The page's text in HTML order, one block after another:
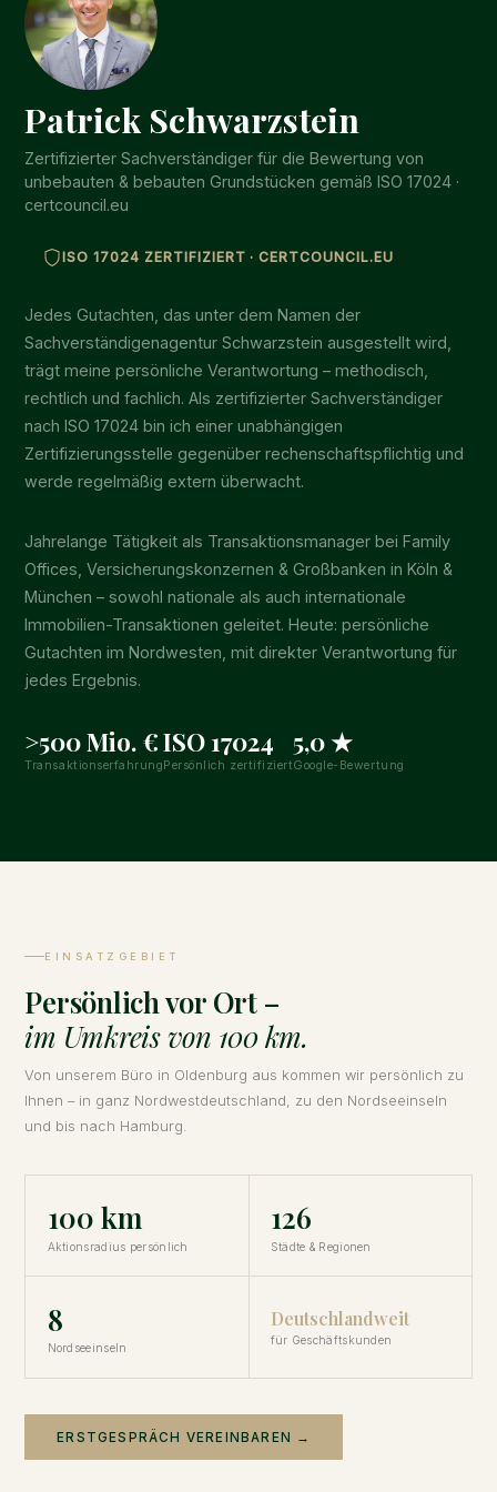
Patrick Schwarzstein
Zertifizierter Sachverständiger für die Bewertung von
unbebauten & bebauten Grundstücken gemäß ISO 17024 ·
certcouncil.eu
ISO 17024 ZERTIFIZIERT · CERTCOUNCIL.EU
Jedes Gutachten, das unter dem Namen der
Sachverständigenagentur Schwarzstein ausgestellt wird,
trägt meine persönliche Verantwortung – methodisch,
rechtlich und fachlich. Als zertifizierter Sachverständiger
nach ISO 17024 bin ich einer unabhängigen
Zertifizierungsstelle gegenüber rechenschaftspflichtig und
werde regelmäßig extern überwacht.
Jahrelange Tätigkeit als Transaktionsmanager bei Family
Offices, Versicherungskonzernen & Großbanken in Köln &
München – sowohl nationale als auch internationale
Immobilien-Transaktionen geleitet. Heute: persönliche
Gutachten im Nordwesten, mit direkter Verantwortung für
jedes Ergebnis.
>500 Mio. €
Transaktionserfahrung
ISO 17024
Persönlich zertifiziert
5,0 ★
Google-Bewertung
EINSATZGEBIET
Persönlich vor Ort –
im Umkreis von 100 km.
Von unserem Büro in Oldenburg aus kommen wir persönlich zu
Ihnen – in ganz Nordwestdeutschland, zu den Nordseeinseln
und bis nach Hamburg.
100 km
Aktionsradius persönlich
126
Städte & Regionen
8
Nordseeinseln
Deutschlandweit
für Geschäftskunden
ERSTGESPRÄCH VEREINBAREN →